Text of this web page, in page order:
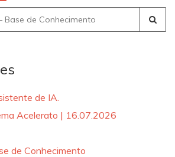
de IA.
Acelerato | 16.07.2026
de Conhecimento